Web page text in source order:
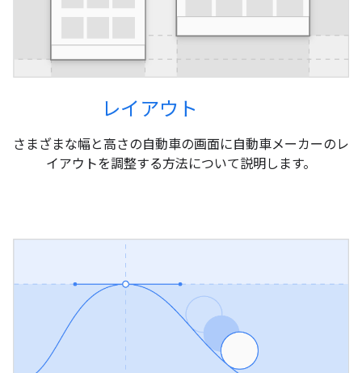
レイアウト
さまざまな幅と高さの自動車の画面に自動車メーカーのレ
イアウトを調整する方法について説明します。